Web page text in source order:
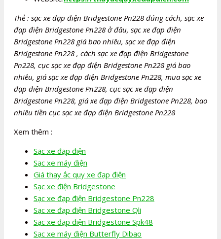
Thẻ : sạc xe đạp điện Bridgestone Pn228 đúng cách, sạc xe
đạp điện Bridgestone Pn228 ở đâu, sạc xe đạp điện
Bridgestone Pn228 giá bao nhiêu, sạc xe đạp điện
Bridgestone Pn228 , cách sạc xe đạp điện Bridgestone
Pn228, cục sạc xe đạp điện Bridgestone Pn228 giá bao
nhiêu, giá sạc xe đạp điện Bridgestone Pn228, mua sạc xe
đạp điện Bridgestone Pn228, cục sạc xe đạp điện
Bridgestone Pn228, giá xe đạp điện Bridgestone Pn228, bao
nhiêu tiền cục sạc xe đạp điện Bridgestone Pn228
Xem thêm :
Sạc xe đạp điện
Sạc xe máy điện
Giá thay ắc quy xe đạp điện
Sạc xe điện Bridgestone
Sạc xe đạp điện Bridgestone Pn228
Sạc xe đạp điện Bridgestone Qli
Sạc xe đạp điện Bridgestone Spk48
Sạc xe máy điện Butterfly Dibao